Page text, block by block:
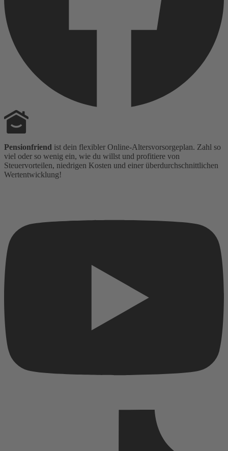
Pensionfriend ist dein flexibler Online-Altersvorsorgeplan. Zahl so
viel oder so wenig ein, wie du willst und profitiere von
Steuervorteilen, niedrigen Kosten und einer überdurchschnittlichen
Wertentwicklung!